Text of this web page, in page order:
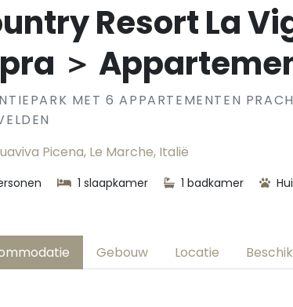
Resort La
＞
MET 6 APPARTEMENTEN
Picena, Le Marche, Italië
1 slaapkamer 1 badkamer
Gebouw Locatie